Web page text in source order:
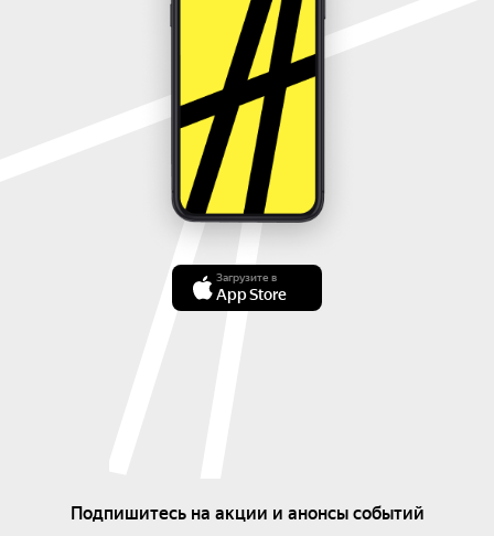
Загрузите в
App Store
Подпишитесь на акции и анонсы событий